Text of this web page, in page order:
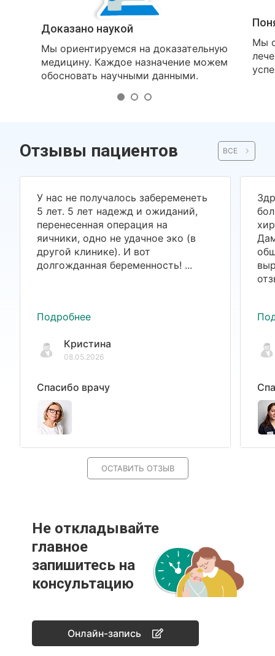
Доказано наукой
Мы ориентируемся на доказательную
медицину. Каждое назначение можем
обосновать научными данными.
Мы
Отзывы пациентов ВСЕ
У нас не получалось забеременеть
5 лет. 5 лет надежд и ожиданий,
перенесенная операция на
яичники, одно не удачное эко (в
другой клинике). И вот
долгожданная беременность! ...
Подробнее
Кристина
08.05.2026
Спасибо врачу
ОСТАВИТЬ ОТЗЫВ
Не откладывайте
главное
запишитесь на
консультацию
Онлайн-запись